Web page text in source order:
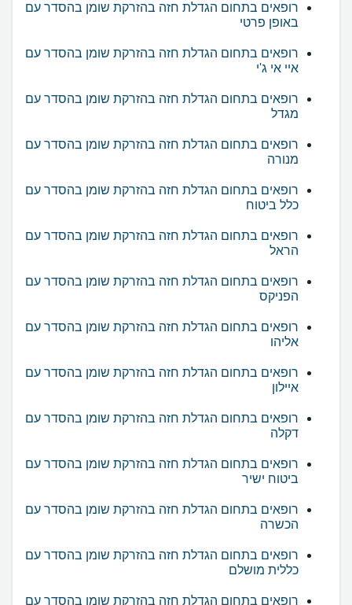
רופאים בתחום הגדלת חזה בהזרקת שומן בהסדר עם
באופן פרטי
רופאים בתחום הגדלת חזה בהזרקת שומן בהסדר עם
איי אי ג'י
רופאים בתחום הגדלת חזה בהזרקת שומן בהסדר עם
מגדל
רופאים בתחום הגדלת חזה בהזרקת שומן בהסדר עם
מנורה
רופאים בתחום הגדלת חזה בהזרקת שומן בהסדר עם
כלל ביטוח
רופאים בתחום הגדלת חזה בהזרקת שומן בהסדר עם
הראל
רופאים בתחום הגדלת חזה בהזרקת שומן בהסדר עם
הפניקס
רופאים בתחום הגדלת חזה בהזרקת שומן בהסדר עם
אליהו
רופאים בתחום הגדלת חזה בהזרקת שומן בהסדר עם
איילון
רופאים בתחום הגדלת חזה בהזרקת שומן בהסדר עם
דקלה
רופאים בתחום הגדלת חזה בהזרקת שומן בהסדר עם
ביטוח ישיר
רופאים בתחום הגדלת חזה בהזרקת שומן בהסדר עם
הכשרה
רופאים בתחום הגדלת חזה בהזרקת שומן בהסדר עם
כללית מושלם
רופאים בתחום הגדלת חזה בהזרקת שומן בהסדר עם